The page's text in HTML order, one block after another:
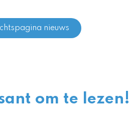
nieuws
om te lezen!